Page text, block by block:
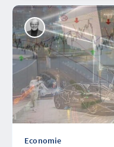
Economie